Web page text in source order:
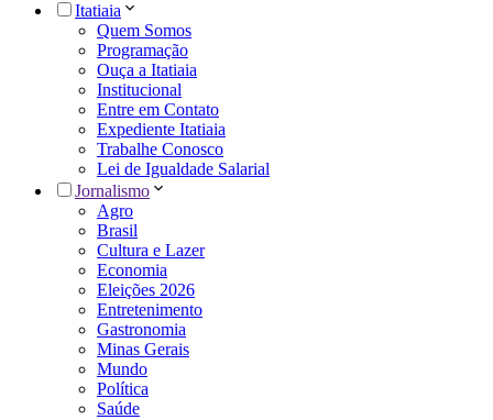
Itatiaia
Quem Somos
Programação
Ouça a Itatiaia
Institucional
Entre em Contato
Expediente Itatiaia
Trabalhe Conosco
Lei de Igualdade Salarial
Jornalismo
Agro
Brasil
Cultura e Lazer
Economia
Eleições 2026
Entretenimento
Gastronomia
Minas Gerais
Mundo
Política
Saúde